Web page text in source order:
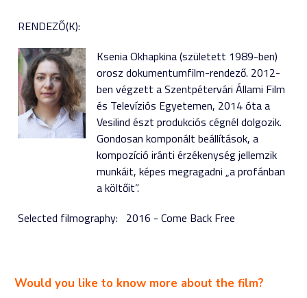
RENDEZŐ(K):
Ksenia Okhapkina (született 1989-ben)
orosz dokumentumfilm-rendező. 2012-
ben végzett a Szentpétervári Állami Film
és Televíziós Egyetemen, 2014 óta a
Vesilind észt produkciós cégnél dolgozik.
Gondosan komponált beállítások, a
kompozíció iránti érzékenység jellemzik
munkáit, képes megragadni „a profánban
a költőit”.
Selected filmography: 2016 - Come Back Free